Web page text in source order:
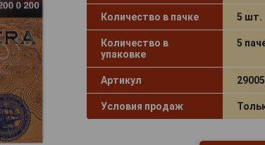
Количество в пачке 5 шт.
Количество в
упаковке
5
Артикул
Условия продаж